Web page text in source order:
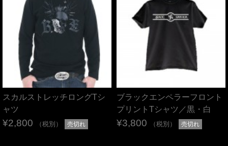
スカルストレッチロングTシ
ャツ
¥2,800 （税別） 売切れ
ブラックエンペラーフロント
プリントTシャツ／黒・白
¥3,800 （税別） 売切れ